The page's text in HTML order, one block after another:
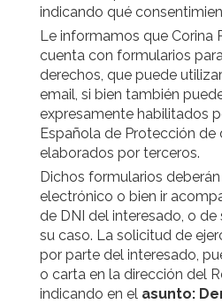
indicando qué
Le informamos que Corina
cuenta con formularios
derechos, que puede
email, si bien también
expresamente habilitados
Española de Protección de
elaborados por terceros.
Dichos formularios
electrónico o bien ir
de DNI del interesado, o de
su caso. La solicitud de
por parte del interesado,
o carta en la dirección del
indicando en el asunto: